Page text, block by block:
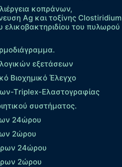
κοπράνων,
Ag και τοξίνης Clostiridium
του πυλωρού
εξετάσεων
Βιοχημικό Έλεγχο
Τriplex-Ελαστογραφίας
συστήματος.
24ώρου
2ώρου
24ώρου
2ώρου